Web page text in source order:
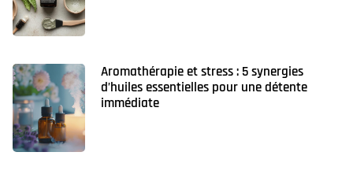
Aromathérapie et stress : 5 synergies
d’huiles essentielles pour une détente
immédiate